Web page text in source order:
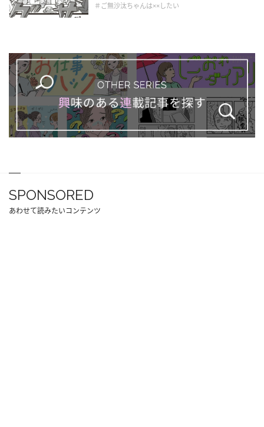
＃ご無沙汰ちゃんは××したい
SPONSORED
あわせて読みたいコンテンツ